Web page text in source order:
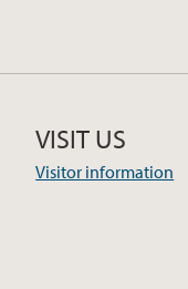
VISIT US
Visitor information